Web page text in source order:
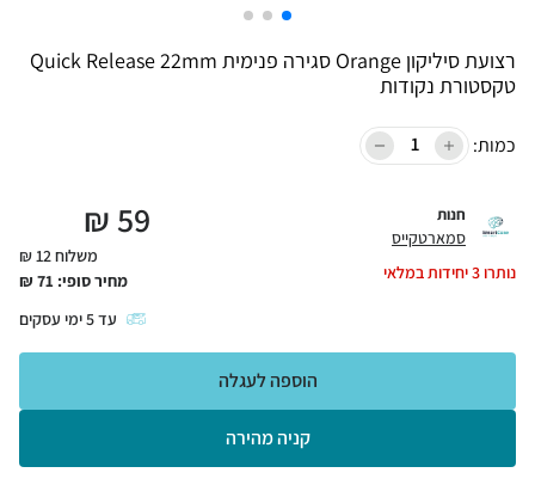
רצועת סיליקון Orange סגירה פנימית Quick Release 22mm
טקסטורת נקודות
כמות:
חנות
סמארטקייס
נותרו3יחידות במלאי
59
₪
משלוח 12 ₪
מחיר סופי: 71
₪
עד5ימי עסקים
קניה מהירה
הוספה לעגלה